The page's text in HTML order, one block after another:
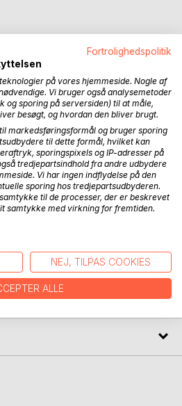
landbrugets aktuelle tilstand i
hovedvægten på
fra land til by, set i lyset
Fortrolighedspolitik
på vores hjemmeside. Nogle af
Vi bruger også analysemetoder
og sporing på serversiden) til at måle,
besøgt, og hvordan den bliver brugt.
markedsføringsformål og bruger sporing
til dette formål, hvilket kan
sporingspixels og IP-adresser på
tredjepartsindhold fra andre udbydere
Vi har ingen indflydelse på den
sporing hos tredjepartsudbyderen.
til de processer, der er beskrevet
samtykke med virkning for fremtiden.
NEJ, TILPAS COOKIES
ALLE